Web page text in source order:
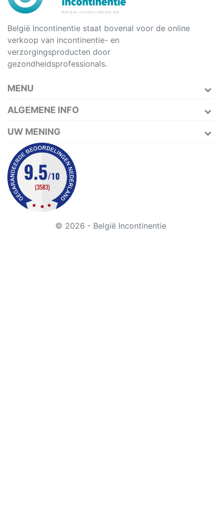
België Incontinentie staat bovenal voor de online
verkoop van incontinentie- en
verzorgingsproducten door
gezondheidsprofessionals.
MENU
ALGEMENE INFO
UW MENING
© 2026 - België Incontinentie